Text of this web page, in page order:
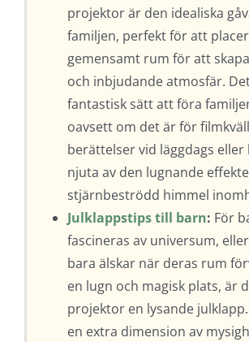
projektor är den idealiska
familjen, perfekt för att
gemensamt rum för att
och inbjudande atmosfär.
fantastisk sätt att föra
oavsett om det är för
berättelser vid läggdags
njuta av den lugnande
stjärnbeströdd himmel
Julklappstips till barn: För
fascineras av universum,
bara älskar när deras rum
en lugn och magisk plats, är
projektor en lysande
en extra dimension av